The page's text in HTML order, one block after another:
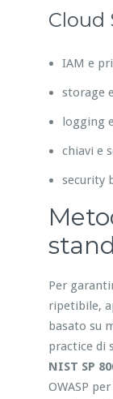
Cloud
IAM e
storage
logging
chiavi e
security
Per
ripetibile,
basato su
practice di
NIST SP
OWASP